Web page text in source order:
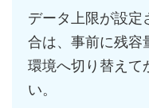
データ上限が設定
合は、事前に残容
環境へ切り替えて
い。